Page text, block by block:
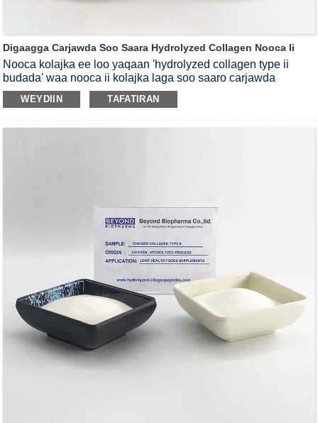
Digaagga Carjawda Soo Saara Hydrolyzed Collagen Nooca Ii
Nooca kolajka ee loo yaqaan 'hydrolyzed collagen type ii
budada' waa nooca ii kolajka laga soo saaro carjawda
digaaga iyadoo loo marayo habka enzymatic
hydrolysis.Nooca digaaga ee nooca ii budada ah waa qayb
cuntada caafimaadka wadajirka iyo caafimaadka lafaha.
WEYDIIN TAFATIRAN